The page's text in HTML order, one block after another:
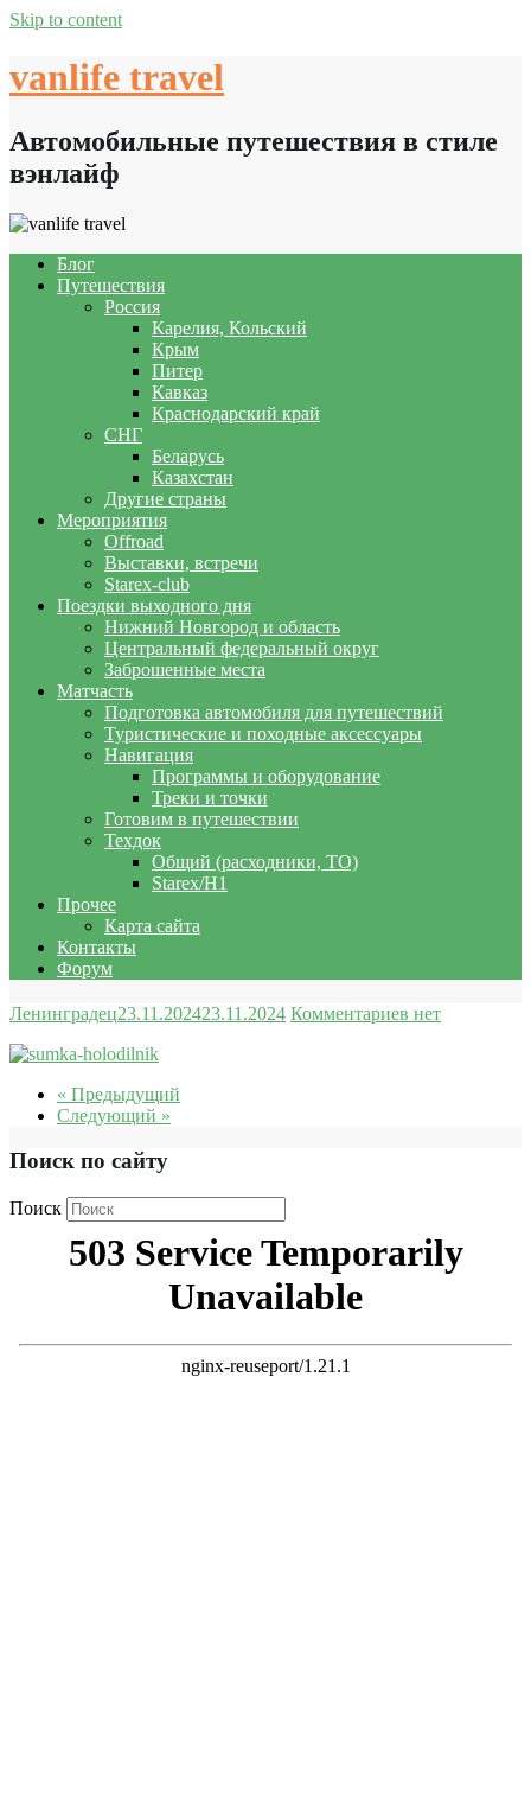
Skip to content
vanlife travel
Автомобильные путешествия в стиле
вэнлайф
Блог
Путешествия
Россия
Карелия, Кольский
Крым
Питер
Кавказ
Краснодарский край
СНГ
Беларусь
Казахстан
Другие страны
Мероприятия
Offroad
Выставки, встречи
Starex-club
Поездки выходного дня
Нижний Новгород и область
Центральный федеральный округ
Заброшенные места
Матчасть
Подготовка автомобиля для путешествий
Туристические и походные аксессуары
Навигация
Программы и оборудование
Треки и точки
Готовим в путешествии
Техдок
Общий (расходники, ТО)
Starex/H1
Прочее
Карта сайта
Контакты
Форум
Ленинградец23.11.202423.11.2024 Комментариев нет
« Предыдущий
Следующий »
Поиск по сайту
Поиск